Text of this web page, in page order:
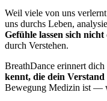
Weil viele von uns
uns durchs Leben,
Gefühle lassen sich nicht
durch Verstehen.
BreathDance erinnert
kennt, die dein
Bewegung Medizin ist —